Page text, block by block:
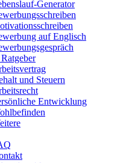
Generator
auf Englisch
und Steuern
Entwicklung